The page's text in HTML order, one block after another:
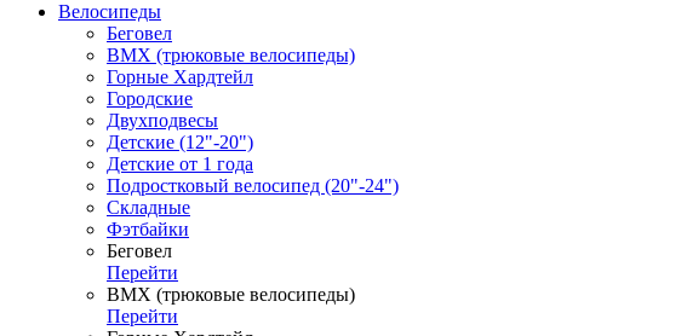
Велосипеды
Беговел
ВМХ (трюковые велосипеды)
Горные Хардтейл
Городские
Двухподвесы
Детские (12"-20")
Детские от 1 года
Подростковый велосипед (20"-24")
Складные
Фэтбайки
Беговел
Перейти
ВМХ (трюковые велосипеды)
Перейти